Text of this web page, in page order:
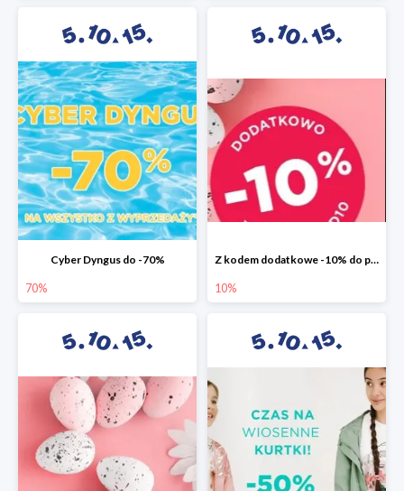
Cyber Dyngus do -70%
70%
Z kodem dodatkowe -10% do promocji -50%!
10%